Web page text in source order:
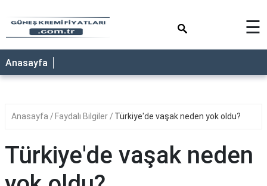
ANASAYFA
☰
Anasayfa
Anasayfa Faydalı Bilgiler Türkiye'de vaşak neden yok oldu?
Türkiye'de vaşak neden